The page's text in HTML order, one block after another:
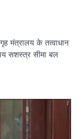
मंत्रालय के तत्वाधान
सशस्त्र सीमा बल
में…
ख़बरें
की जिला बैठक, 8
रैली को सफल
नियुक्तियां, बूथ स्तर तक